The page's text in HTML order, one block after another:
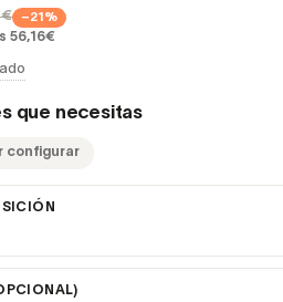
−21%
56,16€
que necesitas
configurar